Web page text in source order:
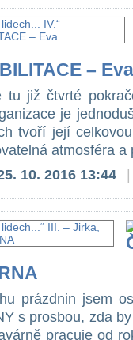
– Eva
tu již čtvrté
je
tvoří její
atmosféra
10. 2016 13:44
prázdnin jsem
s prosbou, zda
pracuje od